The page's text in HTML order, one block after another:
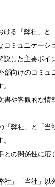
ける「弊社」と
コミュニケーシ
した主要ポイ
部向けのコミ
書や客観的な情
「弊社」と「当
との関係性に応
社」「当社」以